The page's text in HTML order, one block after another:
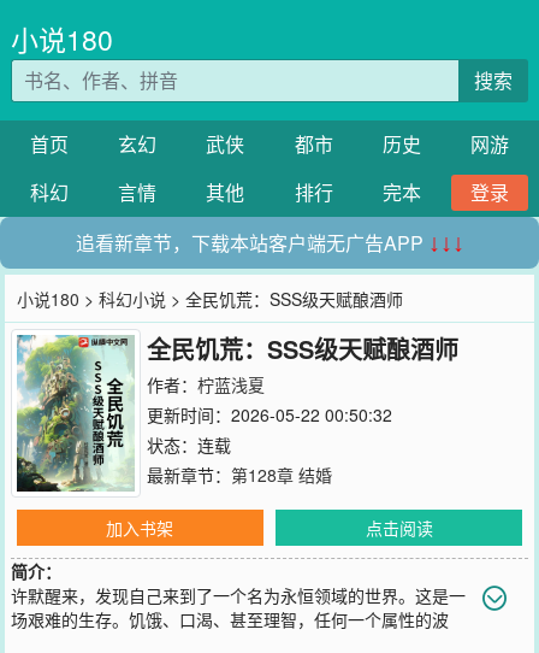
小说180
搜索
首页 玄幻 武侠 都市 历史
网游
科幻
言情 其他 排行 完本
登录
追看新章节，下载本站客户端无广告APP ↓↓↓
小说180 >科幻小说 > 全民饥荒：SSS级天赋酿酒师
全民饥荒：SSS级天赋酿酒师
作者： 柠蓝浅夏
更新时间：2026-05-22 00:50:32
状态：连载
最新章节： 第128章 结婚
加入书架
点击阅读
简介：
许默醒来，发现自己来到了一个名为永恒领域的世界。这是一
场艰难的生存。饥饿、口渴、甚至理智，任何一个属性的波